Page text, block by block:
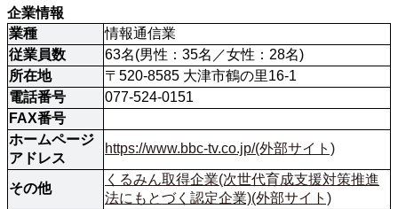
企業情報
業種
情報通信業
従業員数
63名(男性：35名／女性：28名)
所在地
〒520-8585 大津市鶴の里16-1
電話番号
077-524-0151
FAX番号
ホームページ
アドレス
https://www.bbc-tv.co.jp/(外部サイト)
その他
くるみん取得企業(次世代育成支援対策推進
法にもとづく認定企業)(外部サイト)